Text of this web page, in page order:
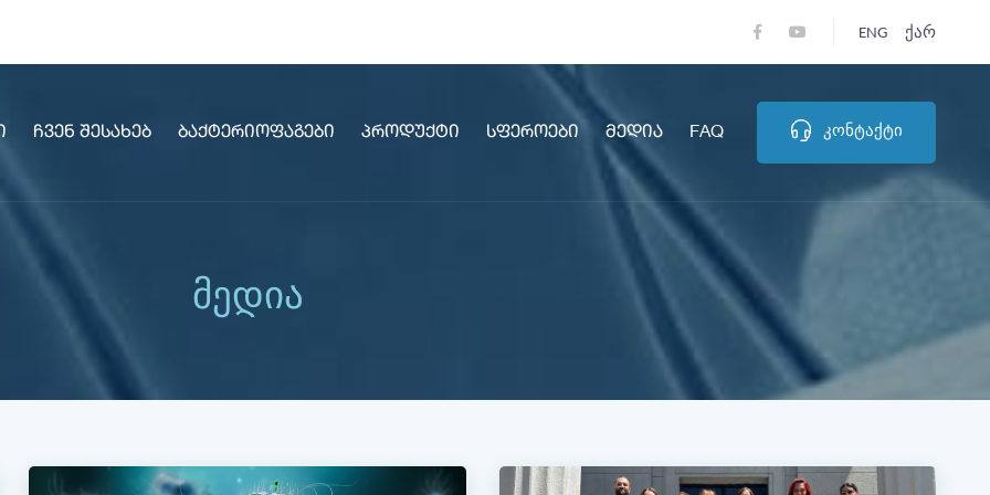
ENG Ქარ
Ჩვენ Შესახებ Ბაქტერიოფაგები Პროდუქტი Სფეროები Მედია FAQ Კონტაქტი
მედია